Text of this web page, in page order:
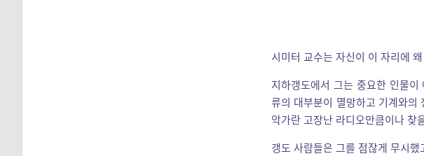
시미터 교수는 자신이 이 자리에
지하갱도에서 그는 중요한 인물
류의 대부분이 멸망하고 기계와의
악가란 고장난 라디오만큼이나 찾
갱도 사람들은 그를 점잖게 무시